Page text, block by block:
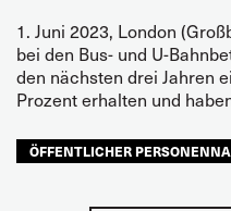
1. Juni 2023, London
bei den Bus- und U-
den nächsten drei Jahren
Prozent erhalten und
ÖFFENTLICHER